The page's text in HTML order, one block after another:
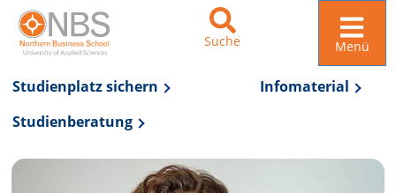
Zur Navigation springen
Zum Inhalt springen
Suche Menü
Studienplatz sichern
Infomaterial
Studienberatung